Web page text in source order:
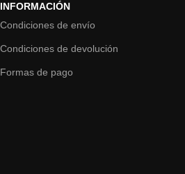
INFORMACIÓN
Condiciones de envío
Condiciones de devolución
Formas de pago